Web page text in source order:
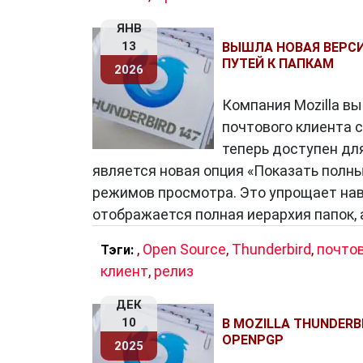
ЯНВ
13
2026
ВЫШЛА НОВАЯ
ПУТЕЙ К ПАПКАМ
Компания Mozilla
почтового
теперь доступен
является новая опция «Показать
режимов просмотра. Это упрощает
отображается полная иерархия
Тэги: , Open Source, Thunderbird,
клиент, релиз
ДЕК
10
2025
В MOZILLA
OPENPGP